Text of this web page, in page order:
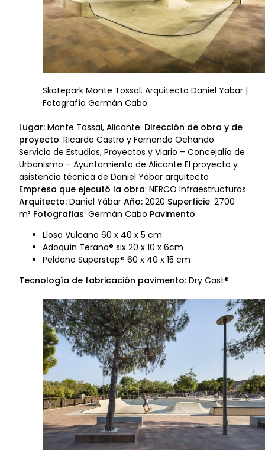
Skatepark Monte Tossal. Arquitecto Daniel Yabar |
Fotografía Germán Cabo
Lugar: Monte Tossal, Alicante. Dirección de obra y de
proyecto: Ricardo Castro y Fernando Ochando
Servicio de Estudios, Proyectos y Viario – Concejalía de
Urbanismo – Ayuntamiento de Alicante El proyecto y
asistencia técnica de Daniel Yábar arquitecto
Empresa que ejecutó la obra: NERCO Infraestructuras
Arquitecto: Daniel Yábar Año: 2020 Superficie: 2700
m² Fotografias: Germán Cabo Pavimento:
Llosa Vulcano 60 x 40 x 5 cm
Adoquín Terana® six 20 x 10 x 6cm
Peldaño Superstep® 60 x 40 x 15 cm
Tecnología de fabricación pavimento: Dry Cast®